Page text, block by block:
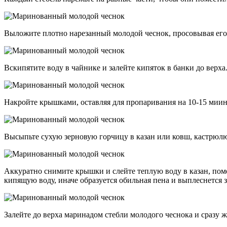
Выложите плотно нарезанный молодой чеснок, просовывая
Вскипятите воду в чайнике и залейте кипяток в банки до верха.
Накройте крышками, оставляя для пропаривания на 10-15
Высыпьте сухую зерновую горчицу в казан или ковш,
Аккуратно снимите крышки и слейте теплую воду в казан,
кипящую воду, иначе образуется обильная пена и выплеснется
Залейте до верха маринадом стебли молодого чеснока и